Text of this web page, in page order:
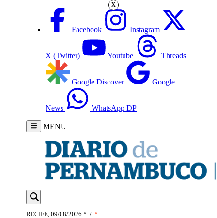
Facebook Instagram
X (Twitter) Youtube Threads
Google Discover Google
News WhatsApp DP
MENU
RECIFE, 09/08/2026 ° / °
X